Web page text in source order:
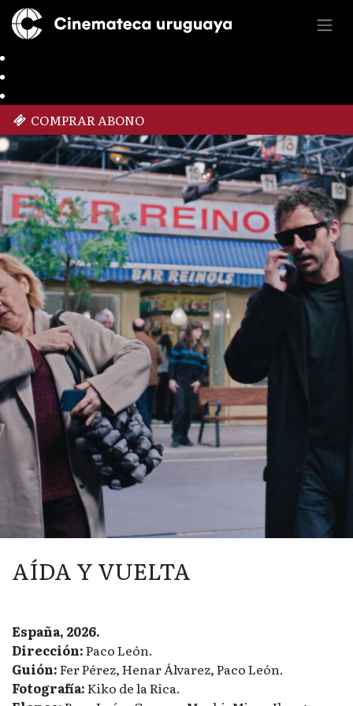
COMPRAR ABONO
AÍDA Y VUELTA
España, 2026.
Dirección:Paco León.
Guión:Fer Pérez, Henar Álvarez, Paco León.
Fotografía:Kiko de la Rica.